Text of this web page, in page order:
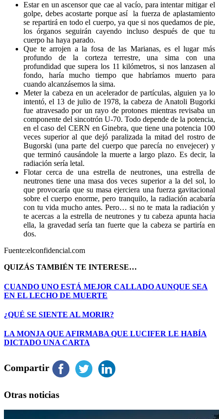
Estar en un ascensor que cae al vacío, para intentar mitigar el
golpe, debes acostarte porque así la fuerza de aplastamiento
se repartirá en todo el cuerpo, ya que si nos quedamos de pie,
los órganos seguirán cayendo incluso después de que tu
cuerpo ha haya parado.
Que te arrojen a la fosa de las Marianas, es el lugar más
profundo de la corteza terrestre, una sima con una
profundidad que supera los 11 kilómetros, si nos lanzasen al
fondo, haría mucho tiempo que habríamos muerto para
cuando alcanzásemos la sima.
Meter la cabeza en un acelerador de partículas, alguien ya lo
intentó, el 13 de julio de 1978, la cabeza de Anatoli Bugorki
fue atravesado por un rayo de protones mientras revisaba un
componente del sincotrón U-70. Todo depende de la potencia,
en el caso del CERN en Ginebra, que tiene una potencia 100
veces superior al que dejó paralizada la mitad del rostro de
Bugorski (una parte del cuerpo que parecía no envejecer) y
que terminó causándole la muerte a largo plazo. Es decir, la
radiación sería letal.
Flotar cerca de una estrella de neutrones, una estrella de
neutrones tiene una masa dos veces superior a la del sol, lo
que provocaría que su masa ejerciera una fuerza gavitacional
sobre el cuerpo enorme, pero tranquilo, la radiación acabaría
con tu vida mucho antes. Pero… si no te mata la radiación y
te acercas a la estrella de neutrones y tu cabeza apunta hacia
ella, la gravedad sería tan fuerte que la cabeza se partiría en
dos.
Fuente:elconfidencial.com
QUIZÁS TAMBIÉN TE INTERESE…
CUANDO UNO ESTÁ MEJOR CALLADO AUNQUE SEA
EN EL LECHO DE MUERTE
¿QUÉ SE SIENTE AL MORIR?
LA MONJA QUE AFIRMABA QUE LUCIFER LE HABÍA
DICTADO UNA CARTA
Compartir
Otras noticias